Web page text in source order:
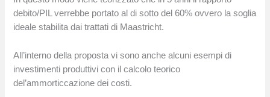
debito/PIL verrebbe portato al di sotto del 60% ovvero la soglia
ideale stabilita dai trattati di Maastricht.
All’interno della proposta vi sono anche alcuni esempi di
investimenti produttivi con il calcolo teorico
del’ammorticcazione dei costi.